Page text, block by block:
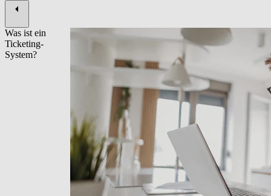
Was ist ein
Ticketing-
System?